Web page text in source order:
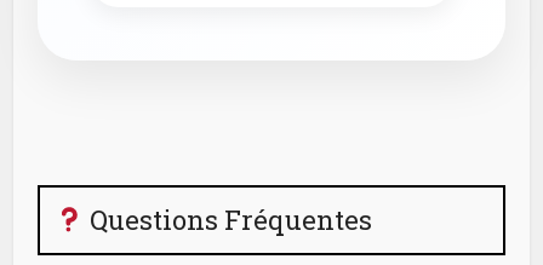
Questions Fréquentes